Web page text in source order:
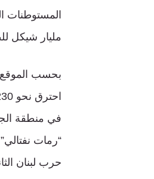
مليار شيكل
بحسب
في منطقة
حرب لبنان الثانية (تموز 2006)